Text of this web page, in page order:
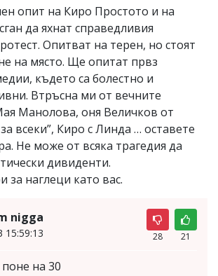
опит на Киро Простото и на
да яхнат справедливия
Опитват на терен, но стоят
на място. Ще опитат првз
където са болестно и
Втръсна ми от вечните
Манолова, оня Величков от
всеки”, Киро с Линда … оставете
Не може от всяка трагедия да
дивиденти.
за наглеци като вас.
nigga
15:59:13 28 21
на 30